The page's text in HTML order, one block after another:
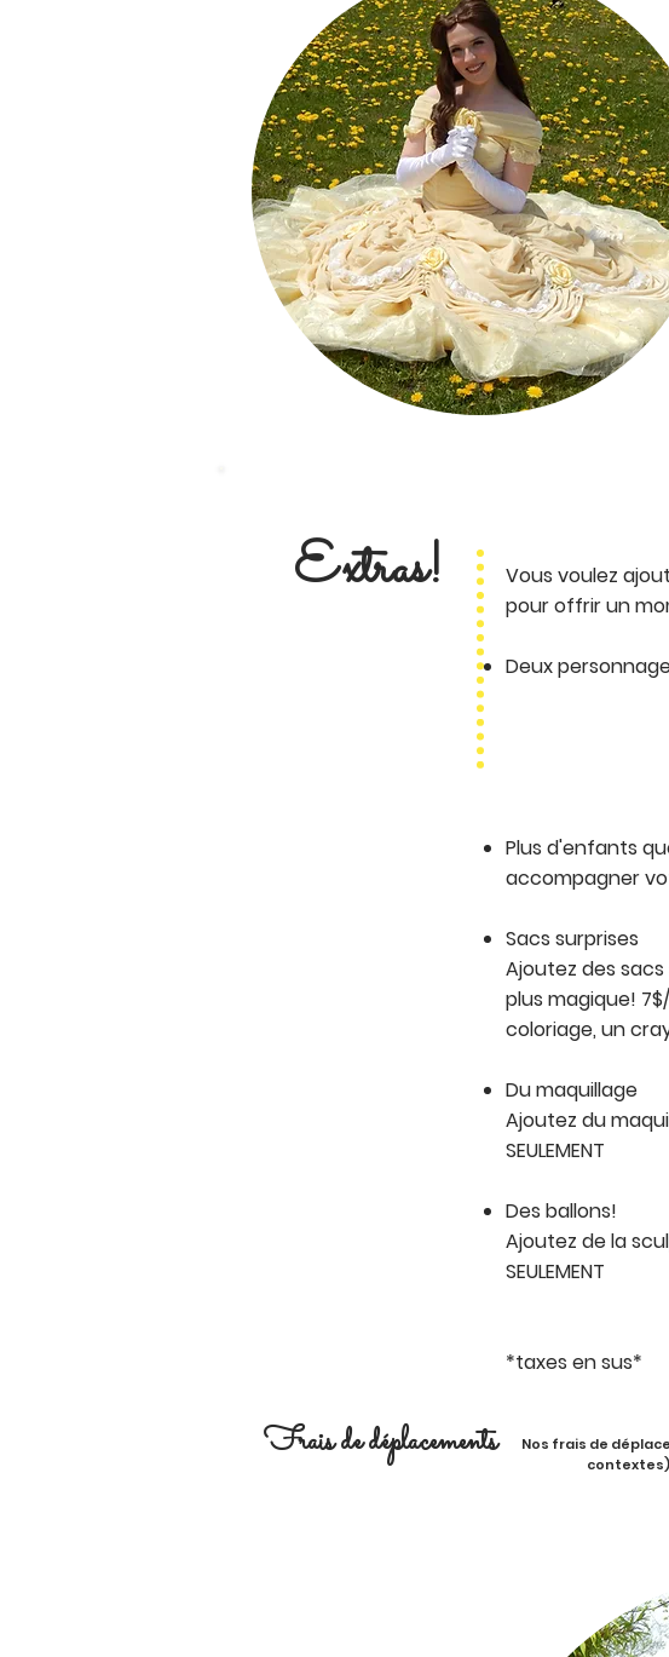
Extras!
Vous voulez
pour offrir un
Deux
Plus d'enfants
accompagner
Sacs surprises
Ajoutez des
plus magique!
coloriage, un
Du maquillage
Ajoutez du
SEULEMENT
Des ballons!
Ajoutez de la
SEULEMENT
*taxes en sus*
Frais de déplacements
Nos frais de